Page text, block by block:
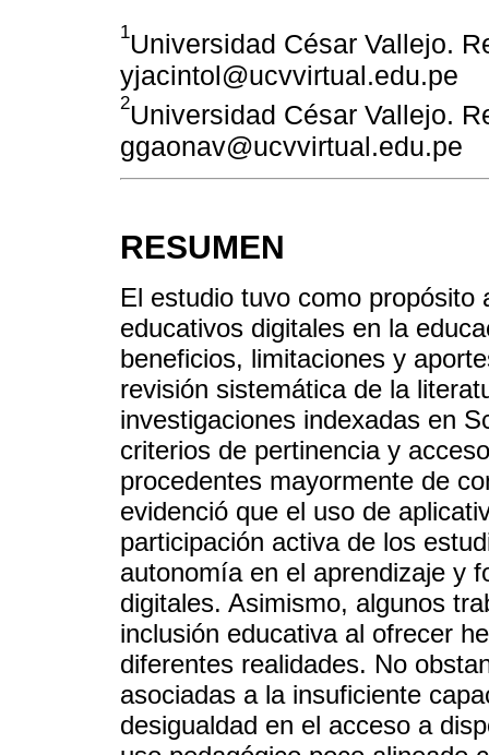
1Universidad César Vallejo.
yjacintol@ucvvirtual.edu.pe
2Universidad César Vallejo.
ggaonav@ucvvirtual.edu.pe
RESUMEN
El estudio tuvo como propósito
educativos digitales en la
beneficios, limitaciones y
revisión sistemática de la
investigaciones indexadas en
criterios de pertinencia y
procedentes mayormente de
evidenció que el uso de
participación activa de los
autonomía en el aprendizaje y
digitales. Asimismo, algunos
inclusión educativa al ofrecer
diferentes realidades. No
asociadas a la insuficiente
desigualdad en el acceso a